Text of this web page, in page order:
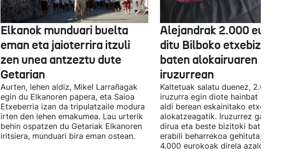
Elkanok munduari buelta
eman eta jaioterrira itzuli
zen unea antzeztu dute
Getarian
Aurten, lehen aldiz, Mikel Larrañagak
egin du Elkanoren papera, eta Saioa
Etxeberria izan da tripulatzaile modura
irten den lehen emakumea. Lau urterik
behin ospatzen du Getariak Elkanoren
iritsiera, munduari bira eman ostean.
Alejandrak 2.000 euro
ditu Bilboko etxebizitza
baten alokairuaren
iruzurrean
Kaltetuak salatu duenez, 2.000
iruzurra egin diote hainbat pertsonari
aldi berean eskainitako etxebizitza
alokatzeagatik. Iruzurrez galdutako
dirua eta beste bizitoki bat
erabili beharrekoa gehituta, galerak
4.000 eurokoak direla azaldu du.